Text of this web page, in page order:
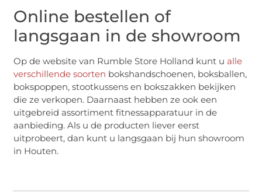
Online bestellen of
langsgaan in de showroom
Op de website van Rumble Store Holland kunt ualle
verschillende soorten bokshandschoenen, boksballen,
bokspoppen, stootkussens en bokszakken bekijken
die ze verkopen. Daarnaast hebben ze ook een
uitgebreid assortiment fitnessapparatuur in de
aanbieding. Als u de producten liever eerst
uitprobeert, dan kunt u langsgaan bij hun showroom
in Houten.